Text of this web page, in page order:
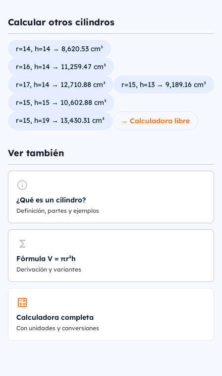
Calcular otros cilindros
r=14, h=14 → 8,620.53 cm³
r=16, h=14 → 11,259.47 cm³
r=17, h=14 → 12,710.88 cm³
r=15, h=13 → 9,189.16 cm³
r=15, h=15 → 10,602.88 cm³
r=15, h=19 → 13,430.31 cm³
→ Calculadora libre
Ver también
¿Qué es un cilindro?
Definición, partes y ejemplos
Fórmula V = πr²h
Derivación y variantes
Calculadora completa
Con unidades y conversiones